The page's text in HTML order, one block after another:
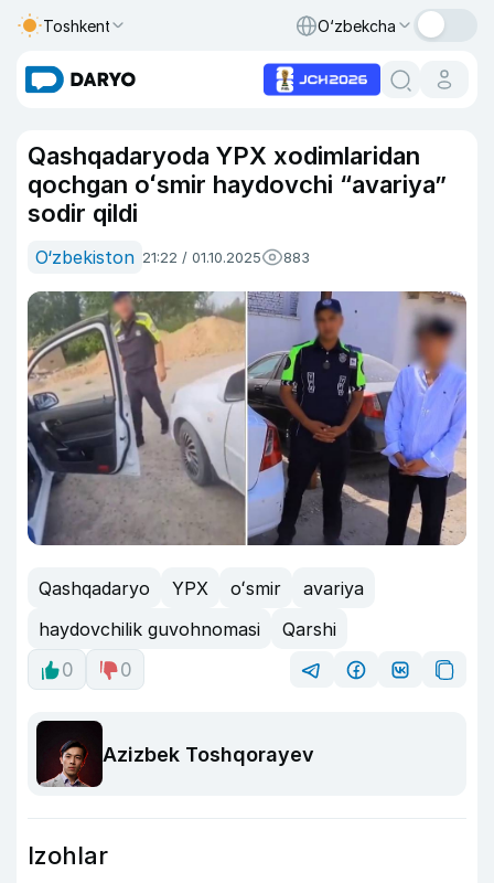
Toshkent O‘zbekcha
Qashqadaryoda YPX xodimlaridan
qochgan oʻsmir haydovchi “avariya”
sodir qildi
O‘zbekiston 21:22 / 01.10.2025 883
Qashqadaryo YPX oʻsmir
avariya
haydovchilik guvohnomasi
Qarshi
0
0
Azizbek Toshqorayev
Izohlar